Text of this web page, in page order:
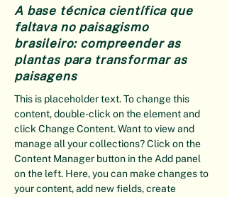
A base técnica científica que
faltava no paisagismo
brasileiro: compreender as
plantas para transformar as
paisagens
This is placeholder text. To change this
content, double-click on the element and
click Change Content. Want to view and
manage all your collections? Click on the
Content Manager button in the Add panel
on the left. Here, you can make changes to
your content, add new fields, create